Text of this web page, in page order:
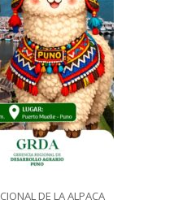
DE LA ALPACA